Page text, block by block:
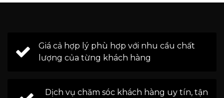
Giá cả hợp lý phù hợp với nhu cầu chất
lượng của từng khách hàng
Dịch vụ chăm sóc khách hàng uy tín, tận